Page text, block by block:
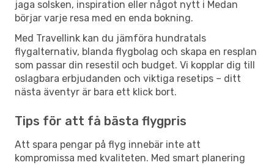
jaga solsken, inspiration eller något nytt i Medan
börjar varje resa med en enda bokning.
Med Travellink kan du jämföra hundratals
flygalternativ, blanda flygbolag och skapa en resplan
som passar din resestil och budget. Vi kopplar dig till
oslagbara erbjudanden och viktiga resetips – ditt
nästa äventyr är bara ett klick bort.
Tips för att få bästa flygpris
Att spara pengar på flyg innebär inte att
kompromissa med kvaliteten. Med smart planering